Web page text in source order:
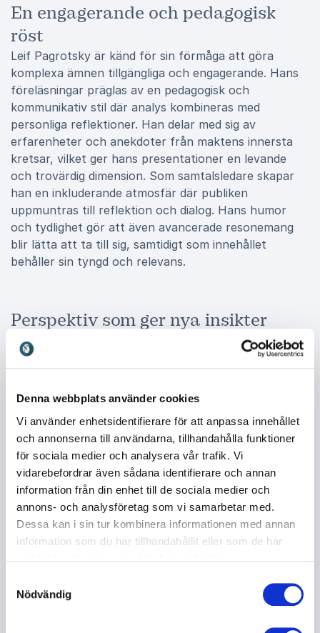
Denna webbplats använder cookies
Vi använder enhetsidentifierare för att anpassa innehållet
och annonserna till användarna, tillhandahålla funktioner
för sociala medier och analysera vår trafik. Vi
vidarebefordrar även sådana identifierare och annan
information från din enhet till de sociala medier och
annons- och analysföretag som vi samarbetar med.
Dessa kan i sin tur kombinera informationen med annan
information som du har tillhandahållit eller som de har
Nödvändig
En engagerande och pedagogisk
röst
Leif Pagrotsky är känd för sin förmåga att göra
komplexa ämnen tillgängliga och engagerande. Hans
föreläsningar präglas av en pedagogisk och
kommunikativ stil där analys kombineras med
personliga reflektioner. Han delar med sig av
erfarenheter och anekdoter från maktens innersta
kretsar, vilket ger hans presentationer en levande
och trovärdig dimension. Som samtalsledare skapar
han en inkluderande atmosfär där publiken
uppmuntras till reflektion och dialog. Hans humor
och tydlighet gör att även avancerade resonemang
blir lätta att ta till sig, samtidigt som innehållet
behåller sin tyngd och relevans.
Perspektiv som ger nya insikter
Genom att förena sina erfarenheter från politik,
ekonomi och internationella uppdrag erbjuder Leif
matcha. Han visar hur ekonomi, politik och kultur
hänger samman och hur globala förändringar
påverkar både organisationer och individer. Hans
analyser hjälper publiken att förstå inte bara vad som
händer i världen utan också varför det händer och
vilka konsekvenser det kan få. Detta gör hans
föreläsningar särskilt värdefulla för organisationer
och beslutsfattare som vill orientera sig i en snabbt
föränderlig omvärld och fatta mer informerade
beslut.
Boka Leif Pagrotsky för ditt event
Att boka Leif Pagrotsky innebär att få tillgång till en